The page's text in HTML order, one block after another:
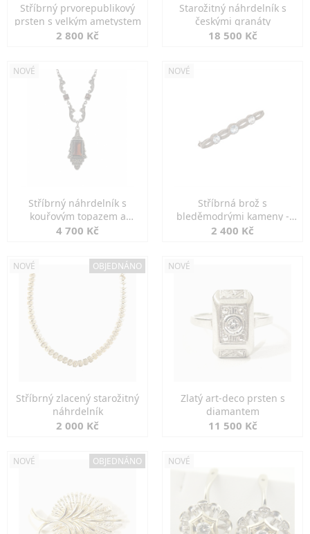
Stříbrný prvorepublikový
prsten s velkým ametystem
2 800 Kč
Starožitný náhrdelník s
českými granáty
18 500 Kč
NOVÉ
Stříbrný náhrdelník s
kouřovým topazem a
markazity
4 700 Kč
NOVÉ
Stříbrná brož s
bleděmodrými kameny -
jemná elegance
2 400 Kč
NOVÉ OBJEDNÁNO
Stříbrný zlacený starožitný
náhrdelník
2 000 Kč
NOVÉ
Zlatý art-deco prsten s
diamantem
11 500 Kč
NOVÉ OBJEDNÁNO NOVÉ